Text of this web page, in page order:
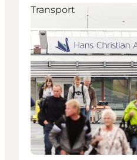
Transport